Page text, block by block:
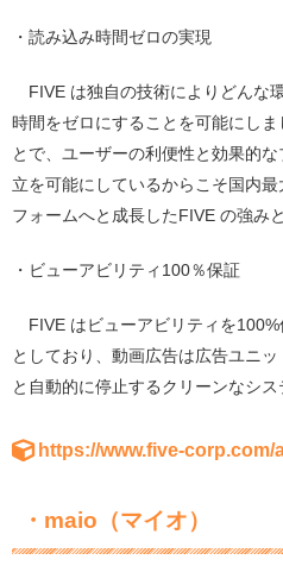
・読み込み時間ゼロの実現
FIVE は独自の技術によりどんな
時間をゼロにすることを可能にし
とで、ユーザーの利便性と効果的
立を可能にしているからこそ国内
フォームへと成長したFIVE の強み
・ビューアビリティ100％保証
FIVE はビューアビリティを100%
としており、動画広告は広告ユニ
と自動的に停止するクリーンなシス
https://www.five-corp.com/
・ maio （マイオ）